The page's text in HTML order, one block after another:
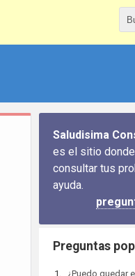
Saludisima
es el sitio
consultar tus
ayuda.
Preguntas
¿Puedo quedar